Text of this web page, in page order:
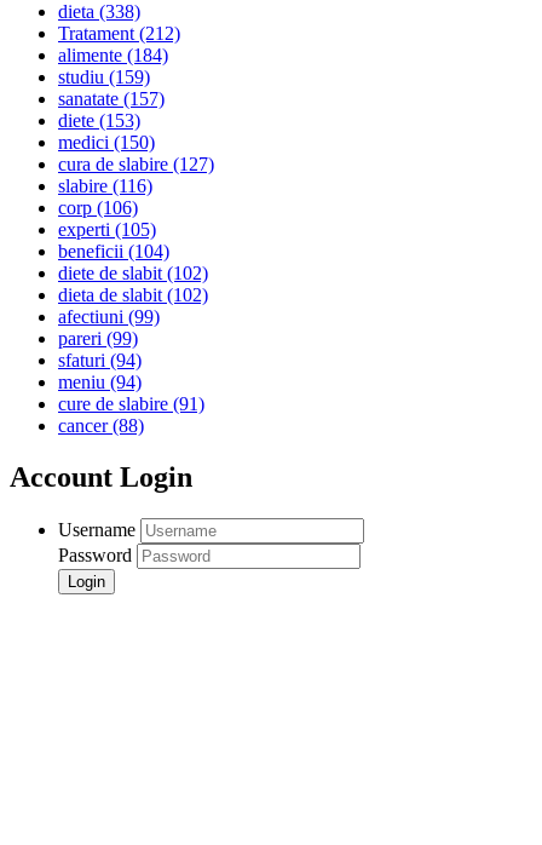
dieta (338)
Tratament(212)
alimente (184)
studiu (159)
sanatate (157)
diete (153)
medici (150)
cura de slabire (127)
slabire (116)
corp (106)
experti (105)
beneficii (104)
diete de slabit(102)
dieta de slabit(102)
afectiuni (99)
pareri (99)
sfaturi (94)
meniu (94)
cure de slabire (91)
cancer(88)
Account Login
Username
Password